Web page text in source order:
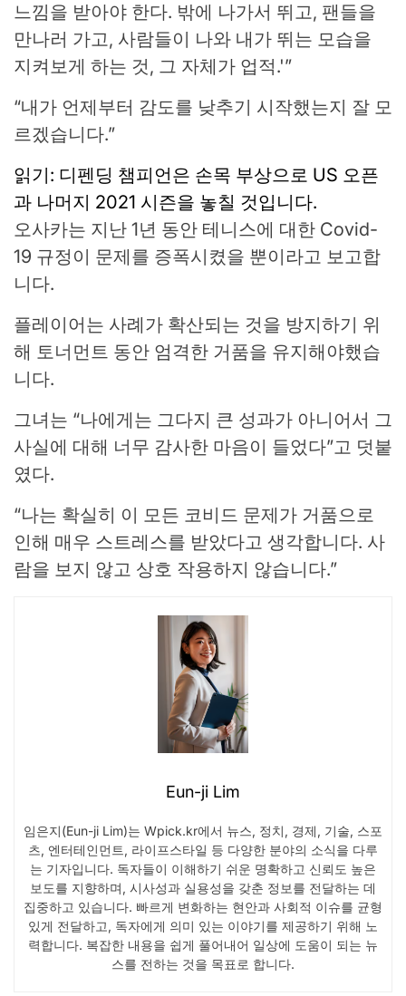
느낌을 받아야 한다. 밖에 나가서 뛰고, 팬들을
만나러 가고, 사람들이 나와 내가 뛰는 모습을
지켜보게 하는 것, 그 자체가 업적.'”
“내가 언제부터 감도를 낮추기 시작했는지 잘 모
르겠습니다.”
읽기: 디펜딩 챔피언은 손목 부상으로 US 오픈
과 나머지 2021 시즌을 놓칠 것입니다.
오사카는 지난 1년 동안 테니스에 대한 Covid-
19 규정이 문제를 증폭시켰을 뿐이라고 보고합
니다.
플레이어는 사례가 확산되는 것을 방지하기 위
해 토너먼트 동안 엄격한 거품을 유지해야했습
니다.
그녀는 “나에게는 그다지 큰 성과가 아니어서 그
사실에 대해 너무 감사한 마음이 들었다”고 덧붙
였다.
“나는 확실히 이 모든 코비드 문제가 거품으로
인해 매우 스트레스를 받았다고 생각합니다. 사
람을 보지 않고 상호 작용하지 않습니다.”
Eun-ji Lim
임은지(Eun-ji Lim)는 Wpick.kr에서 뉴스, 정치, 경제, 기술, 스포
츠, 엔터테인먼트, 라이프스타일 등 다양한 분야의 소식을 다루
는 기자입니다. 독자들이 이해하기 쉬운 명확하고 신뢰도 높은
보도를 지향하며, 시사성과 실용성을 갖춘 정보를 전달하는 데
집중하고 있습니다. 빠르게 변화하는 현안과 사회적 이슈를 균형
있게 전달하고, 독자에게 의미 있는 이야기를 제공하기 위해 노
력합니다. 복잡한 내용을 쉽게 풀어내어 일상에 도움이 되는 뉴
스를 전하는 것을 목표로 합니다.